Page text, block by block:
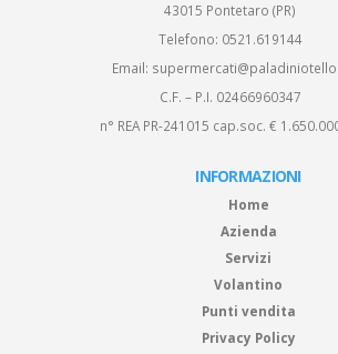
43015 Pontetaro (PR)
Telefono: 0521.619144
Email:
C.F. – P.I. 02466960347
n° REA PR-241015 cap.soc. €
INFORMAZIONI
Home
Azienda
Servizi
Volantino
Punti vendita
Privacy Policy